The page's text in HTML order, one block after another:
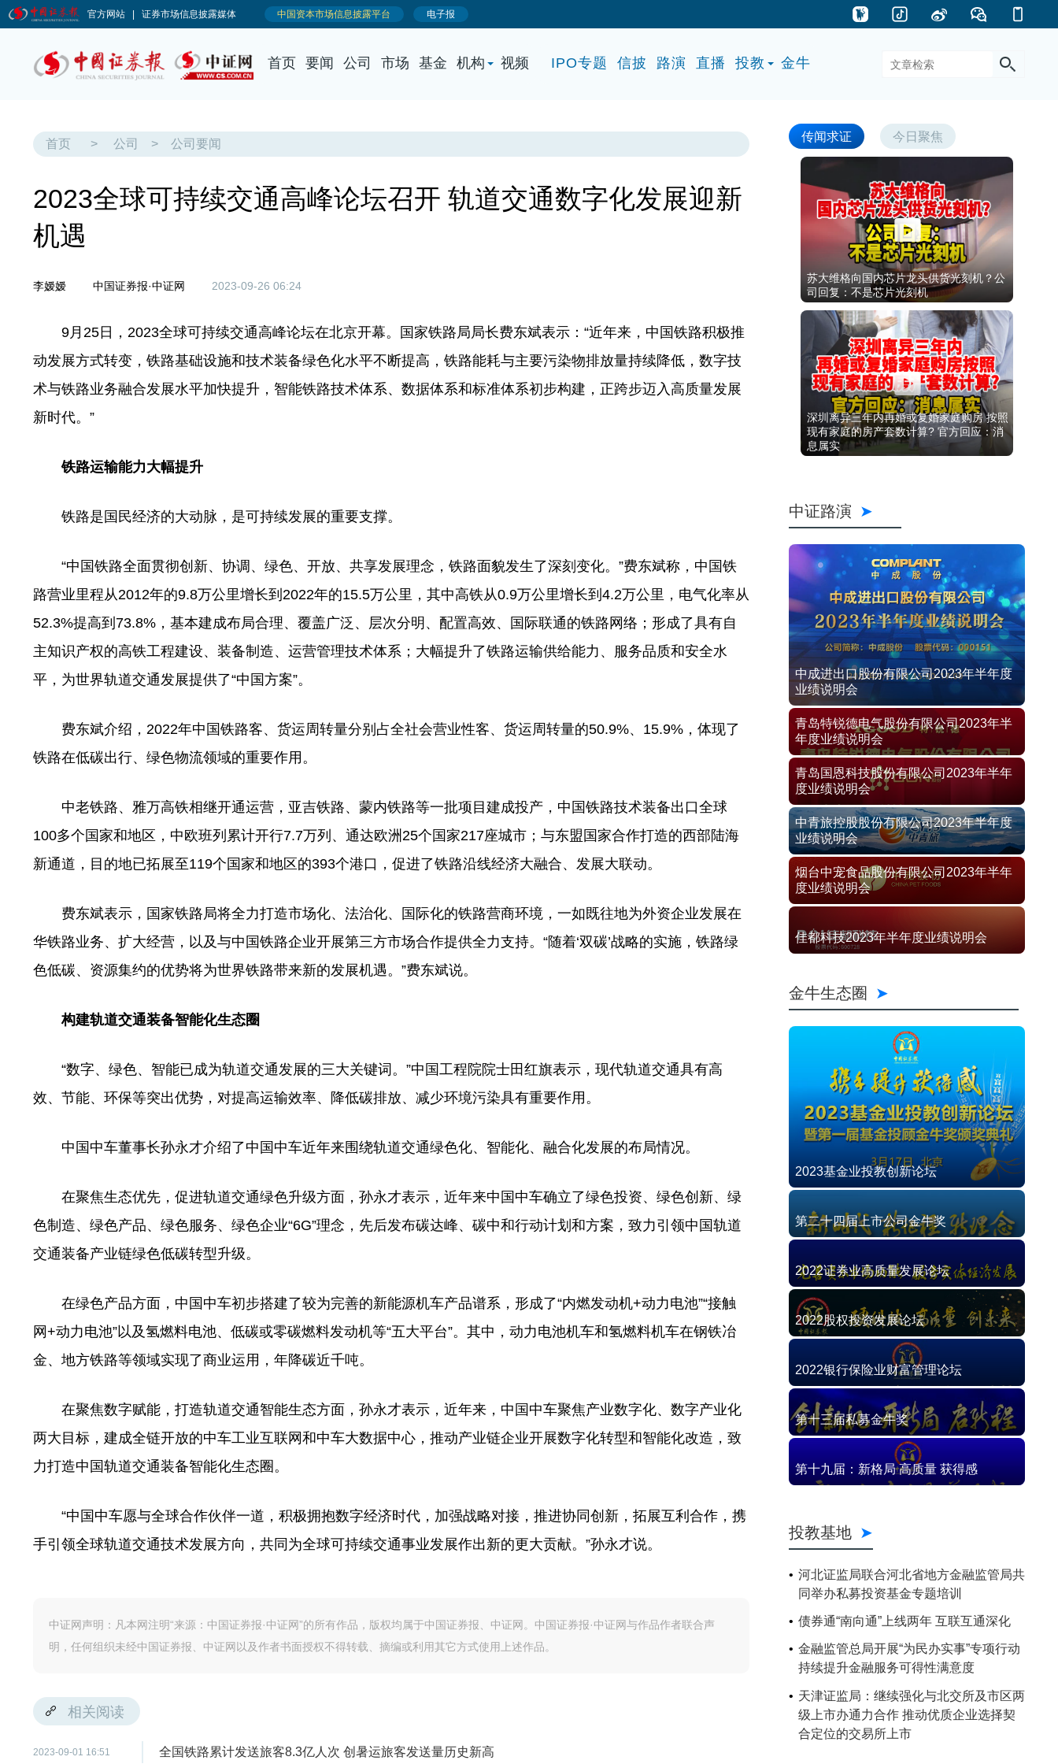
首页 要闻 公司 市场 基金 机构 视频 IPO专题 信披 路演 直播 投教 金牛
首页 > 公司 > 公司要闻
2023全球可持续交通高峰论坛召开 轨道交通数字化发展迎新
机遇
李嫒嫒 中国证券报·中证网 2023-09-26 06:24
9月25日，2023全球可持续交通高峰论坛在北京开幕。国家铁路局局长费东斌表示：“近年来，中国铁路积极推
动发展方式转变，铁路基础设施和技术装备绿色化水平不断提高，铁路能耗与主要污染物排放量持续降低，数字技
术与铁路业务融合发展水平加快提升，智能铁路技术体系、数据体系和标准体系初步构建，正跨步迈入高质量发展
新时代。”
铁路运输能力大幅提升
铁路是国民经济的大动脉，是可持续发展的重要支撑。
“中国铁路全面贯彻创新、协调、绿色、开放、共享发展理念，铁路面貌发生了深刻变化。”费东斌称，中国铁
路营业里程从2012年的9.8万公里增长到2022年的15.5万公里，其中高铁从0.9万公里增长到4.2万公里，电气化率从
52.3%提高到73.8%，基本建成布局合理、覆盖广泛、层次分明、配置高效、国际联通的铁路网络；形成了具有自
主知识产权的高铁工程建设、装备制造、运营管理技术体系；大幅提升了铁路运输供给能力、服务品质和安全水
平，为世界轨道交通发展提供了“中国方案”。
费东斌介绍，2022年中国铁路客、货运周转量分别占全社会营业性客、货运周转量的50.9%、15.9%，体现了
铁路在低碳出行、绿色物流领域的重要作用。
中老铁路、雅万高铁相继开通运营，亚吉铁路、蒙内铁路等一批项目建成投产，中国铁路技术装备出口全球
100多个国家和地区，中欧班列累计开行7.7万列、通达欧洲25个国家217座城市；与东盟国家合作打造的西部陆海
新通道，目的地已拓展至119个国家和地区的393个港口，促进了铁路沿线经济大融合、发展大联动。
费东斌表示，国家铁路局将全力打造市场化、法治化、国际化的铁路营商环境，一如既往地为外资企业发展在
华铁路业务、扩大经营，以及与中国铁路企业开展第三方市场合作提供全力支持。“随着‘双碳’战略的实施，铁路绿
色低碳、资源集约的优势将为世界铁路带来新的发展机遇。”费东斌说。
构建轨道交通装备智能化生态圈
“数字、绿色、智能已成为轨道交通发展的三大关键词。”中国工程院院士田红旗表示，现代轨道交通具有高
效、节能、环保等突出优势，对提高运输效率、降低碳排放、减少环境污染具有重要作用。
中国中车董事长孙永才介绍了中国中车近年来围绕轨道交通绿色化、智能化、融合化发展的布局情况。
在聚焦生态优先，促进轨道交通绿色升级方面，孙永才表示，近年来中国中车确立了绿色投资、绿色创新、绿
色制造、绿色产品、绿色服务、绿色企业“6G”理念，先后发布碳达峰、碳中和行动计划和方案，致力引领中国轨道
交通装备产业链绿色低碳转型升级。
在绿色产品方面，中国中车初步搭建了较为完善的新能源机车产品谱系，形成了“内燃发动机+动力电池”“接触
网+动力电池”以及氢燃料电池、低碳或零碳燃料发动机等“五大平台”。其中，动力电池机车和氢燃料机车在钢铁冶
金、地方铁路等领域实现了商业运用，年降碳近千吨。
在聚焦数字赋能，打造轨道交通智能生态方面，孙永才表示，近年来，中国中车聚焦产业数字化、数字产业化
两大目标，建成全链开放的中车工业互联网和中车大数据中心，推动产业链企业开展数字化转型和智能化改造，致
力打造中国轨道交通装备智能化生态圈。
“中国中车愿与全球合作伙伴一道，积极拥抱数字经济时代，加强战略对接，推进协同创新，拓展互利合作，携
手引领全球轨道交通技术发展方向，共同为全球可持续交通事业发展作出新的更大贡献。”孙永才说。
中证网声明：凡本网注明“来源：中国证券报·中证网”的所有作品，版权均属于中国证券报、中证网。中国证券报·中证网与作品作者联合声
明，任何组织未经中国证券报、中证网以及作者书面授权不得转载、摘编或利用其它方式使用上述作品。
相关阅读
2023-09-01 16:51 全国铁路累计发送旅客8.3亿人次 创暑运旅客发送量历史新高
传闻求证 今日聚焦
苏大维格向国内芯片龙头供货光刻机？公
司回复：不是芯片光刻机
深圳离异三年内再婚或复婚家庭购房 按照
现有家庭的房产套数计算? 官方回应：消
息属实
中证路演
中成进出口股份有限公司2023年半年度
业绩说明会
青岛特锐德电气股份有限公司2023年半
年度业绩说明会
青岛国恩科技股份有限公司2023年半年
度业绩说明会
中青旅控股股份有限公司2023年半年度
业绩说明会
烟台中宠食品股份有限公司2023年半年
度业绩说明会
佳都科技2023年半年度业绩说明会
金牛生态圈
2023基金业投教创新论坛
第二十四届上市公司金牛奖
2022证券业高质量发展论坛
2022股权投资发展论坛
2022银行保险业财富管理论坛
第十三届私募金牛奖
第十九届：新格局 高质量 获得感
投教基地
河北证监局联合河北省地方金融监管局共
同举办私募投资基金专题培训
债券通“南向通”上线两年 互联互通深化
金融监管总局开展“为民办实事”专项行动
持续提升金融服务可得性满意度
天津证监局：继续强化与北交所及市区两
级上市办通力合作 推动优质企业选择契
合定位的交易所上市